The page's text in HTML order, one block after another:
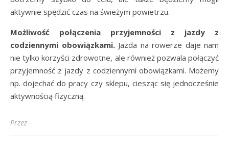
aktywnie spędzić czas na świeżym powietrzu.
Możliwość połączenia przyjemności z jazdy z
codziennymi obowiązkami.Jazda na rowerze daje nam
nie tylko korzyści zdrowotne, ale również pozwala połączyć
przyjemność z jazdy z codziennymi obowiązkami. Możemy
np. dojechać do pracy czy sklepu, ciesząc się jednocześnie
aktywnością fizyczną.
Przez